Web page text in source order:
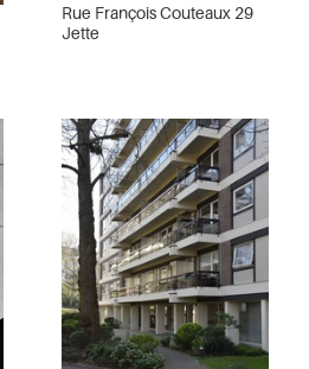
Rue François Couteaux 29
Jette